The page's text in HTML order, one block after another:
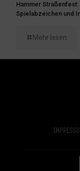
Hammer
Spielabzeichen und
Mehr lesen